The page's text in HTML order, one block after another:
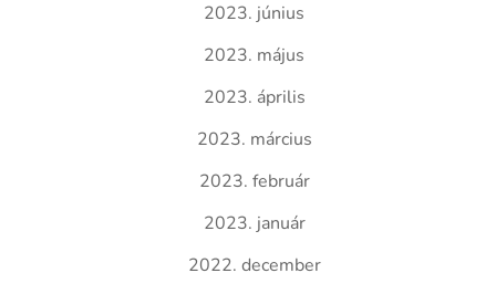
2023. június
2023. május
2023. április
2023. március
2023. február
2023. január
2022. december